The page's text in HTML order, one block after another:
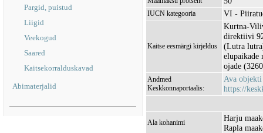
Pargid, puistud
Liigid
Veekogud
Saared
Kaitsekorralduskavad
Abimaterjalid
IUCN kategooria VI -
Kaitse eesmärgi kirjeldus
Kurtna-
direktiivi
(Lutra
elupaikade
ojade
Andmed
Keskkonnaportaalis:
Ava objekti
https://
Ala kohanimi
Harju
Rapla